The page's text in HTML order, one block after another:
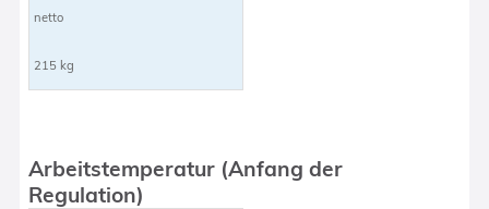
netto
215 kg
Arbeitstemperatur (Anfang der
Regulation)